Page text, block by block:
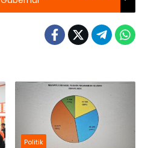
Politik